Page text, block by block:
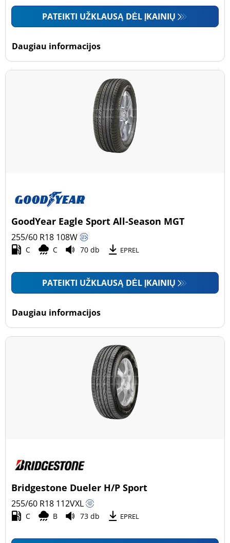
PATEIKTI UŽKLAUSĄ DĖL ĮKAINIŲ
Daugiau informacijos
GoodYear Eagle Sport All-Season MGT
255/60 R18 108W
C C 70 db EPREL
PATEIKTI UŽKLAUSĄ DĖL ĮKAINIŲ
Daugiau informacijos
Bridgestone Dueler H/P Sport
255/60 R18 112VXL
C B 73 db EPREL